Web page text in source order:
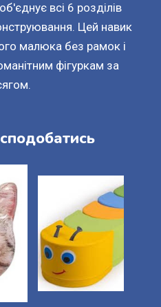
всі 6 розділів
Цей навик
малюка без рамок і
фігуркам за